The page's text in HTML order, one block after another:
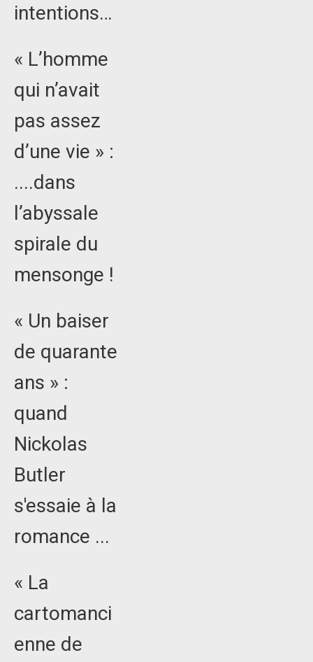
intentions…
« L’homme
qui n’avait
pas assez
d’une vie » :
....dans
l’abyssale
spirale du
mensonge !
« Un baiser
de quarante
ans » :
quand
Nickolas
Butler
s'essaie à la
romance ...
« La
cartomanci
enne de